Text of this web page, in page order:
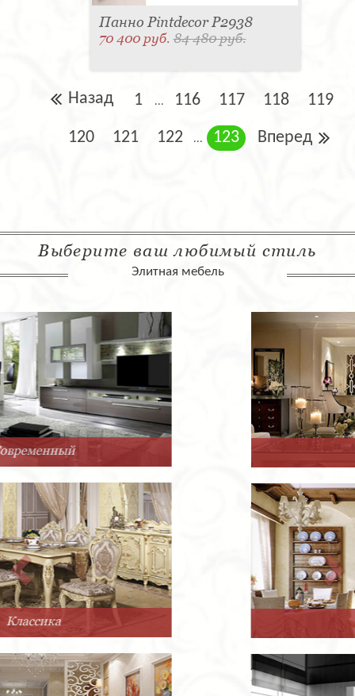
Панно Pintdecor P2938
70 400 руб.84 480 руб.
Назад 1 ... 116 117 118 119
120 121 122 ... 123 Вперед
Выберите ваш любимый стиль
Элитная мебель